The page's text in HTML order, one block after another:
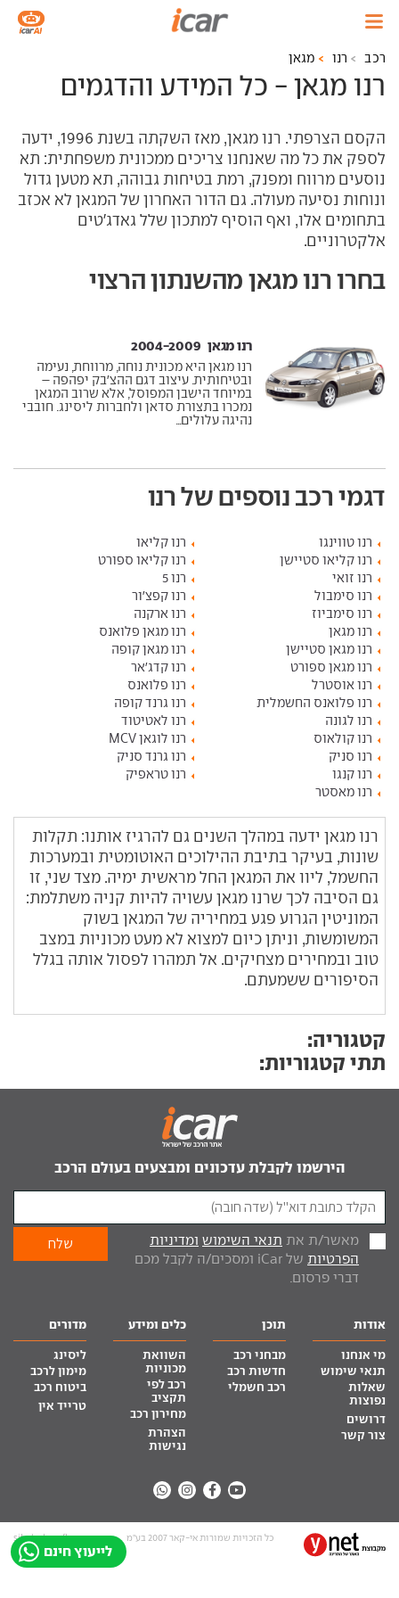
רכב רנו מגאן
רנו מגאן - כל המידע והדגמים
הקסם הצרפתי. רנו מגאן, מאז השקתה בשנת 1996, ידעה
לספק את כל מה שאנחנו צריכים ממכונית משפחתית: תא
נוסעים מרווח ומפנק, רמת בטיחות גבוהה, תא מטען גדול
ונוחות נסיעה מעולה. גם הדור האחרון של המגאן לא אכזב
בתחומים אלו, ואף הוסיף למתכון שלל גאדג'טים
אלקטרוניים.
בחרו רנו מגאן מהשנתון הרצוי
רנו מגאן ‏ 2004-2009
רנו מגאן היא מכונית נוחה, מרווחת, נעימה
ובטיחותית. עיצוב דגם ההצ'בק יפהפה –
במיוחד הישבן המפוסל, אלא שרוב המגאן
נמכרו בתצורת סדאן ולחברות ליסינג. חובבי
נהיגה עלולים...
דגמי רכב נוספים של רנו
רנו טווינגו
רנו קליאו
רנו קליאו סטיישן
רנו קליאו ספורט
רנו זואי
רנו 5
רנו סימבול
רנו קפצ'ור
רנו סימביוז
רנו ארקנה
רנו מגאן
רנו מגאן פלואנס
רנו מגאן סטיישן
רנו מגאן קופה
רנו מגאן ספורט
רנו קדג'אר
רנו אוסטרל
רנו פלואנס
רנו פלואנס החשמלית
רנו גרנד קופה
רנו לגונה
רנו לאטיטוד
רנו קולאוס
רנו לוגאן MCV
רנו סניק
רנו גרנד סניק
רנו קנגו
רנו טראפיק
רנו מאסטר
רנו מגאן ידעה במהלך השנים גם להרגיז אותנו: תקלות
שונות, בעיקר בתיבת ההילוכים האוטומטית ובמערכות
החשמל, ליוו את המגאן החל מראשית ימיה. מצד שני, זו
גם הסיבה לכך שרנו מגאן עשויה להיות קניה משתלמת:
המוניטין הגרוע פגע במחיריה של המגאן בשוק
המשומשות, וניתן כיום למצוא לא מעט מכוניות במצב
טוב ובמחירים מצחיקים. אל תמהרו לפסול אותה בגלל
הסיפורים ששמעתם.
קטגוריה:
תתי קטגוריות:
לייעוץ חינם
הירשמו לקבלת עדכונים ומבצעים בעולם הרכב
מאשר/ת את תנאי השימוש ומדיניות
הפרטיות
של iCar ומסכים/ה לקבל מכם
דברי פרסום.
אודות
מי אנחנו
תנאי שימוש
שאלות
נפוצות
דרושים
צור קשר
תוכן
מבחני רכב
חדשות רכב
רכב חשמלי
כלים ומידע
השוואת
מכוניות
רכב לפי
תקציב
מחירון רכב
הצהרת
נגישות
מדורים
ליסינג
מימון לרכב
ביטוח רכב
טרייד אין
כל הזכויות שמורות אי-קאר 2007 בע”מ site by tq.soft